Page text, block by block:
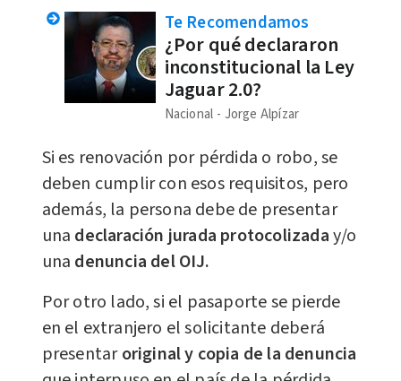
Te Recomendamos
¿Por qué declararon
inconstitucional la Ley
Jaguar 2.0?
Nacional Jorge Alpízar
Si es renovación por pérdida o robo, se
deben cumplir con esos requisitos, pero
además, la persona debe de presentar
una declaración jurada protocolizaday/o
una denuncia del OIJ.
Por otro lado, si el pasaporte se pierde
en el extranjero el solicitante deberá
presentaroriginal y copia de la denuncia